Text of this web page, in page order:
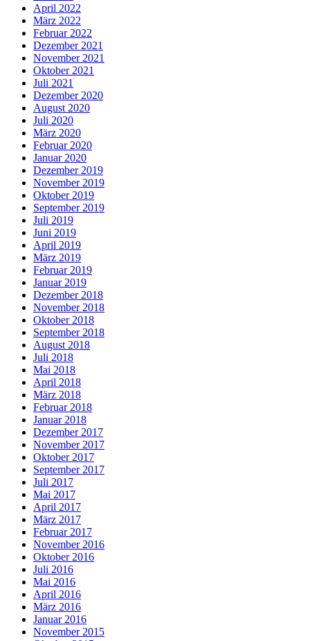
April 2022
März 2022
Februar 2022
Dezember 2021
November 2021
Oktober 2021
Juli 2021
Dezember 2020
August 2020
Juli 2020
März 2020
Februar 2020
Januar 2020
Dezember 2019
November 2019
Oktober 2019
September 2019
Juli 2019
Juni 2019
April 2019
März 2019
Februar 2019
Januar 2019
Dezember 2018
November 2018
Oktober 2018
September 2018
August 2018
Juli 2018
Mai 2018
April 2018
März 2018
Februar 2018
Januar 2018
Dezember 2017
November 2017
Oktober 2017
September 2017
Juli 2017
Mai 2017
April 2017
März 2017
Februar 2017
November 2016
Oktober 2016
Juli 2016
Mai 2016
April 2016
März 2016
Januar 2016
November 2015